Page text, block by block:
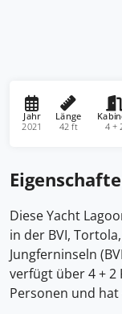
Jahr
2021
Länge
42 ft 4 +
Diese Yacht
in der BVI,
Jungferninseln
verfügt über 4 + 2
Personen und hat